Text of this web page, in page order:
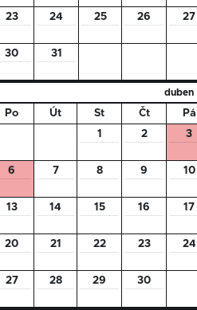
23 24 25 26 27
30 31
duben
Po Út St Čt Pá
1
2 3
6 7 8 9 10
13 14 15 16 17
20 21 22 23 24
27 28 29 30